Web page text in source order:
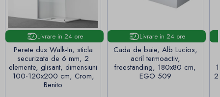
Livrare in 24 ore
Perete dus Walk-In, sticla
securizata de 6 mm, 2
elemente, glisant, dimensiuni
100-120x200 cm, Crom,
Benito
Livrare in 24 ore
Cada de baie, Alb Lucios,
acril termoactiv,
freestanding, 180x80 cm,
EGO 509